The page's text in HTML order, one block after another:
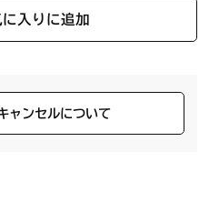
に入りに追加
ャンセルについて